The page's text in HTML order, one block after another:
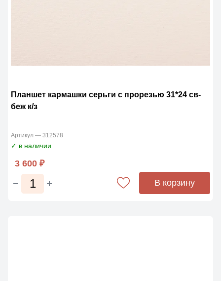
Планшет кармашки серьги с прорезью 31*24 св-
беж к/з
Артикул — 312578
✓ в наличии
3 600 ₽
В корзину